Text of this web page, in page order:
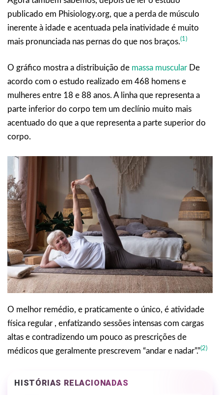
publicado em Phisiology.org, que a perda de músculo
inerente à idade e acentuada pela inatividade é muito
mais pronunciada nas pernas do que nos braços.(1)
O gráfico mostra a distribuição de massa muscular De
acordo com o estudo realizado em 468 homens e
mulheres entre 18 e 88 anos. A linha que representa a
parte inferior do corpo tem um declínio muito mais
acentuado do que a que representa a parte superior do
corpo.
O melhor remédio, e praticamente o único, é atividade
física regular , enfatizando sessões intensas com cargas
altas e contradizendo um pouco as prescrições de
médicos que geralmente prescrevem “andar e nadar”.”(2)
HISTÓRIAS RELACIONADAS